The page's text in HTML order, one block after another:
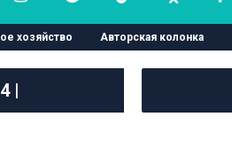
хозяйство Авторская колонка
|